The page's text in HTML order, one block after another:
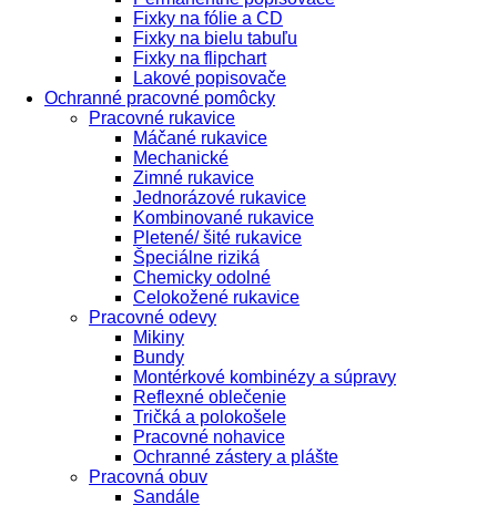
Fixky na fólie a CD
Fixky na bielu tabuľu
Fixky na flipchart
Lakové popisovače
Ochranné pracovné pomôcky
Pracovné rukavice
Máčané rukavice
Mechanické
Zimné rukavice
Jednorázové rukavice
Kombinované rukavice
Pletené/ šité rukavice
Špeciálne riziká
Chemicky odolné
Celokožené rukavice
Pracovné odevy
Mikiny
Bundy
Montérkové kombinézy a súpravy
Reflexné oblečenie
Tričká a polokošele
Pracovné nohavice
Ochranné zástery a plášte
Pracovná obuv
Sandále